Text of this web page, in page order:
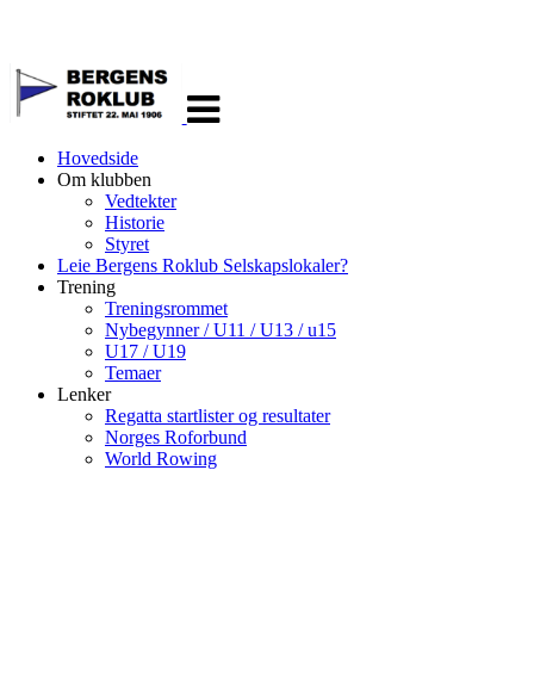
navigasjon
Hovedside
Om klubben
Vedtekter
Historie
Styret
Leie Bergens Roklub Selskapslokaler?
Trening
Treningsrommet
Nybegynner / U11 / U13 / u15
U17 / U19
Temaer
Lenker
Regatta startlister og resultater
Norges Roforbund
World Rowing